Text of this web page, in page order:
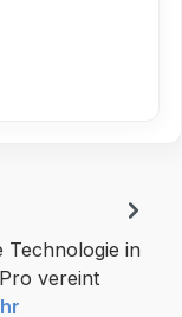
Technologie in
vereint